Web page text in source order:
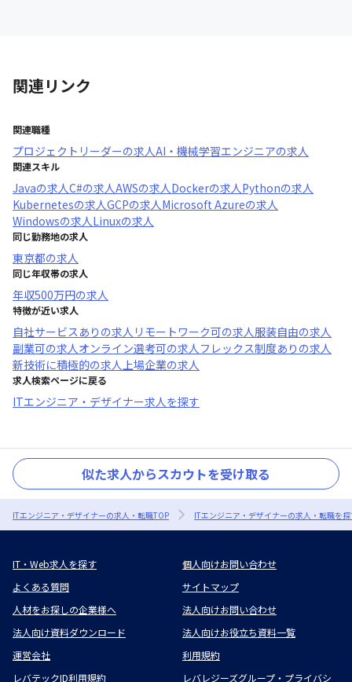
関連リンク
関連職種
プロジェクトリーダーの求人AI・機械学習エンジニアの求人
関連スキル
Javaの求人C#の求人AWSの求人Dockerの求人Pythonの求人
Kubernetesの求人GCPの求人Microsoft Azureの求人
Windowsの求人Linuxの求人
同じ勤務地の求人
東京都の求人
同じ年収帯の求人
年収500万円の求人
特徴が近い求人
自社サービスあり の求人 リモートワーク可の求人服装自由の求人
副業可の求人オンライン選考可の求人フレックス制度あり の求人
新技術に積極的の求人上場企業の求人
求人検索ページに戻る
ITエンジニア・デザイナー求人を探す
似た求人からスカウトを受け取る
ITエンジニア・デザイナーの求人・転職TOP ITエンジニア・デザイナーの求人・転職を
IT・Web求人を探す
個人向けお問い合わせ
よくある質問
サイトマップ
人材をお探しの企業様へ
法人向けお問い合わせ
法人向け資料ダウンロード
法人向けお役立ち資料一覧
運営会社
利用規約
レバテックID利用規約
レバレジーズグループ・プライバシ